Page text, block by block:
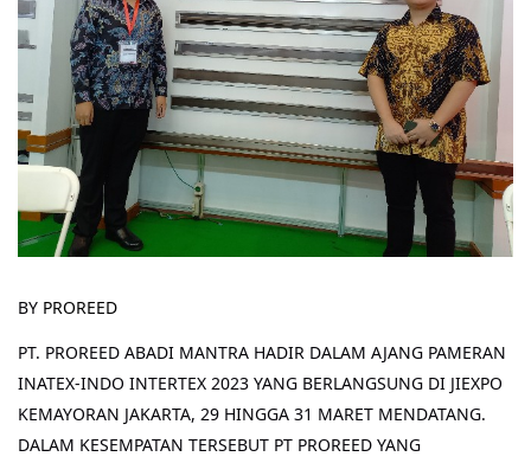
BY PROREED
PT. PROREED ABADI MANTRA HADIR DALAM AJANG PAMERAN
INATEX-INDO INTERTEX 2023 YANG BERLANGSUNG DI JIEXPO
KEMAYORAN JAKARTA, 29 HINGGA 31 MARET MENDATANG.
DALAM KESEMPATAN TERSEBUT PT PROREED YANG